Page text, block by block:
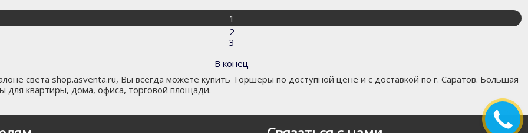
1
2
3
В конец
света shop.asventa.ru, Вы всегда можете купить Торшеры по доступной цене и с доставкой по г. Саратов. Большая
для квартиры, дома, офиса, торговой площади.